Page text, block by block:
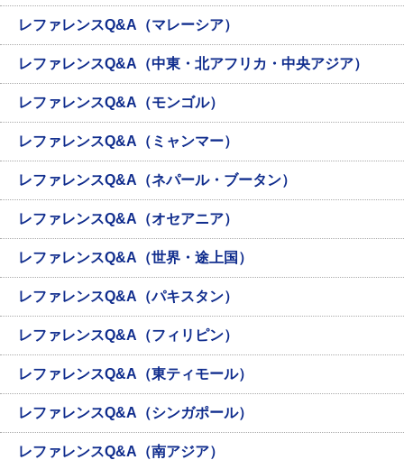
レファレンスQ&A（マレーシア）
レファレンスQ&A（中東・北アフリカ・中央アジア）
レファレンスQ&A（モンゴル）
レファレンスQ&A（ミャンマー）
レファレンスQ&A（ネパール・ブータン）
レファレンスQ&A（オセアニア）
レファレンスQ&A（世界・途上国）
レファレンスQ&A（パキスタン）
レファレンスQ&A（フィリピン）
レファレンスQ&A（東ティモール）
レファレンスQ&A（シンガポール）
レファレンスQ&A（南アジア）